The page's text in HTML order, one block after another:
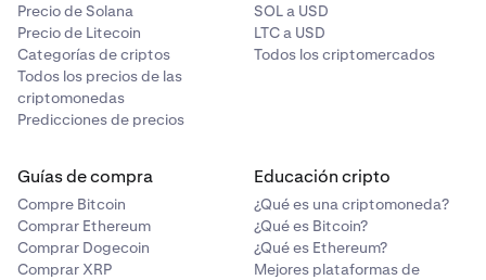
Precio de Solana
Precio de Litecoin
Categorías de criptos
Todos los precios de las
criptomonedas
Predicciones de precios
SOL a USD
LTC a USD
Todos los criptomercados
Guías de compra
Compre Bitcoin
Comprar Ethereum
Comprar Dogecoin
Comprar XRP
Educación cripto
¿Qué es una criptomoneda?
¿Qué es Bitcoin?
¿Qué es Ethereum?
Mejores plataformas de